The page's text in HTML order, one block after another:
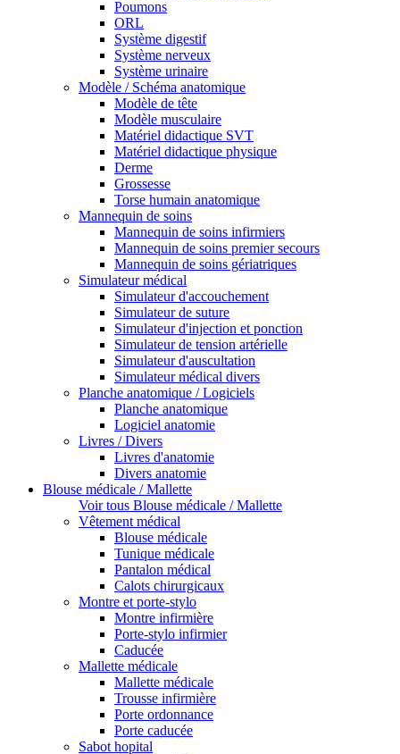
Poumons
ORL
Système digestif
Système nerveux
Système urinaire
Modèle / Schéma anatomique
Modèle de tête
Modèle musculaire
Matériel didactique SVT
Matériel didactique physique
Derme
Grossesse
Torse humain anatomique
Mannequin de soins
Mannequin de soins infirmiers
Mannequin de soins premier secours
Mannequin de soins gériatriques
Simulateur médical
Simulateur d'accouchement
Simulateur de suture
Simulateur d'injection et ponction
Simulateur de tension artérielle
Simulateur d'auscultation
Simulateur médical divers
Planche anatomique / Logiciels
Planche anatomique
Logiciel anatomie
Livres / Divers
Livres d'anatomie
Divers anatomie
Blouse médicale / Mallette
Voir tous Blouse médicale / Mallette
Vêtement médical
Blouse médicale
Tunique médicale
Pantalon médical
Calots chirurgicaux
Montre et porte-stylo
Montre infirmière
Porte-stylo infirmier
Caducée
Mallette médicale
Mallette médicale
Trousse infirmière
Porte ordonnance
Porte caducée
Sabot hopital